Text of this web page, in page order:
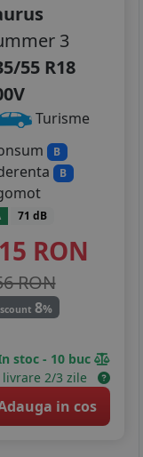
3
55 R18
Turisme
B
B
71 dB
RON
RON
8%
stoc - 10 buc
livrare 2/3 zile
in cos